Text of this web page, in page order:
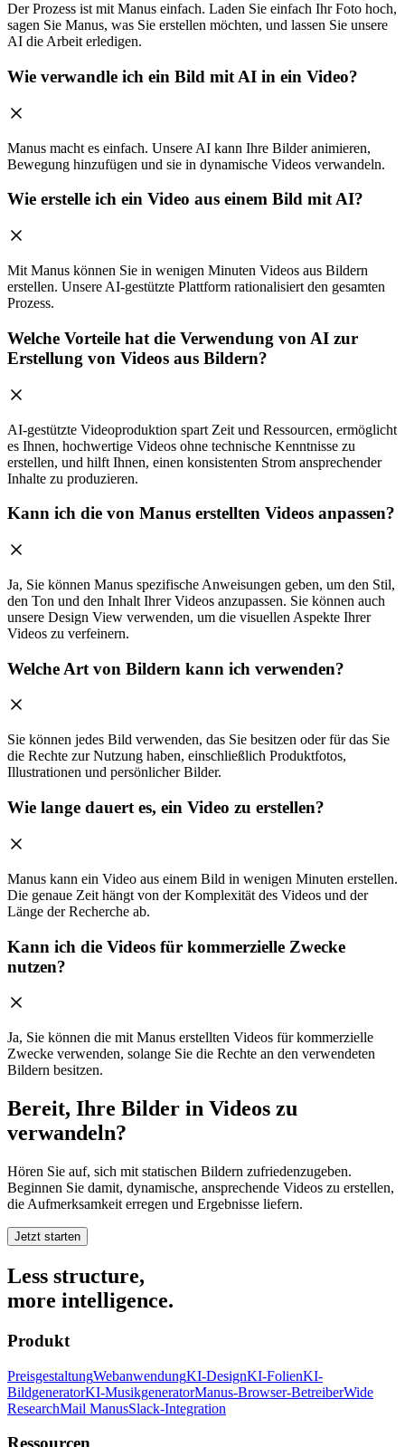
Der Prozess ist mit Manus einfach. Laden Sie einfach Ihr Foto hoch,
sagen Sie Manus, was Sie erstellen möchten, und lassen Sie unsere
AI die Arbeit erledigen.
Wie verwandle ich ein Bild mit AI in ein Video?
Manus macht es einfach. Unsere AI kann Ihre Bilder animieren,
Bewegung hinzufügen und sie in dynamische Videos verwandeln.
Wie erstelle ich ein Video aus einem Bild mit AI?
Mit Manus können Sie in wenigen Minuten Videos aus Bildern
erstellen. Unsere AI-gestützte Plattform rationalisiert den gesamten
Prozess.
Welche Vorteile hat die Verwendung von AI zur
Erstellung von Videos aus Bildern?
AI-gestützte Videoproduktion spart Zeit und Ressourcen, ermöglicht
es Ihnen, hochwertige Videos ohne technische Kenntnisse zu
erstellen, und hilft Ihnen, einen konsistenten Strom ansprechender
Inhalte zu produzieren.
Kann ich die von Manus erstellten Videos anpassen?
Ja, Sie können Manus spezifische Anweisungen geben, um den Stil,
den Ton und den Inhalt Ihrer Videos anzupassen. Sie können auch
unsere Design View verwenden, um die visuellen Aspekte Ihrer
Videos zu verfeinern.
Welche Art von Bildern kann ich verwenden?
Sie können jedes Bild verwenden, das Sie besitzen oder für das Sie
die Rechte zur Nutzung haben, einschließlich Produktfotos,
Illustrationen und persönlicher Bilder.
Wie lange dauert es, ein Video zu erstellen?
Manus kann ein Video aus einem Bild in wenigen Minuten erstellen.
Die genaue Zeit hängt von der Komplexität des Videos und der
Länge der Recherche ab.
Kann ich die Videos für kommerzielle Zwecke
nutzen?
Ja, Sie können die mit Manus erstellten Videos für kommerzielle
Zwecke verwenden, solange Sie die Rechte an den verwendeten
Bildern besitzen.
Bereit, Ihre Bilder in Videos zu
verwandeln?
Hören Sie auf, sich mit statischen Bildern zufriedenzugeben.
Beginnen Sie damit, dynamische, ansprechende Videos zu erstellen,
die Aufmerksamkeit erregen und Ergebnisse liefern.
Jetzt starten
Less structure,
more intelligence.
Produkt
PreisgestaltungWebanwendungKI-DesignKI-FolienKI-
BildgeneratorKI-MusikgeneratorManus-Browser-BetreiberWide
ResearchMail ManusSlack-Integration